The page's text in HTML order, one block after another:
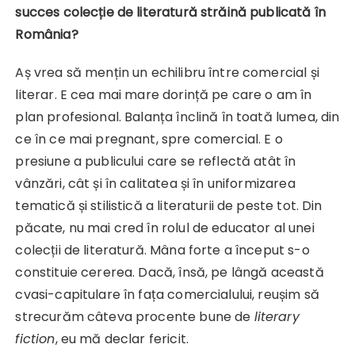
succes colecție de literatură străină publicată în
România?
Aș vrea să mențin un echilibru între comercial și
literar. E cea mai mare dorință pe care o am în
plan profesional. Balanța înclină în toată lumea, din
ce în ce mai pregnant, spre comercial. E o
presiune a publicului care se reflectă atât în
vânzări, cât și în calitatea și în uniformizarea
tematică și stilistică a literaturii de peste tot. Din
păcate, nu mai cred în rolul de educator al unei
colecții de literatură. Mâna forte a început s-o
constituie cererea. Dacă, însă, pe lângă această
cvasi-capitulare în fața comercialului, reușim să
strecurăm câteva procente bune de literary
fiction, eu mă declar fericit.